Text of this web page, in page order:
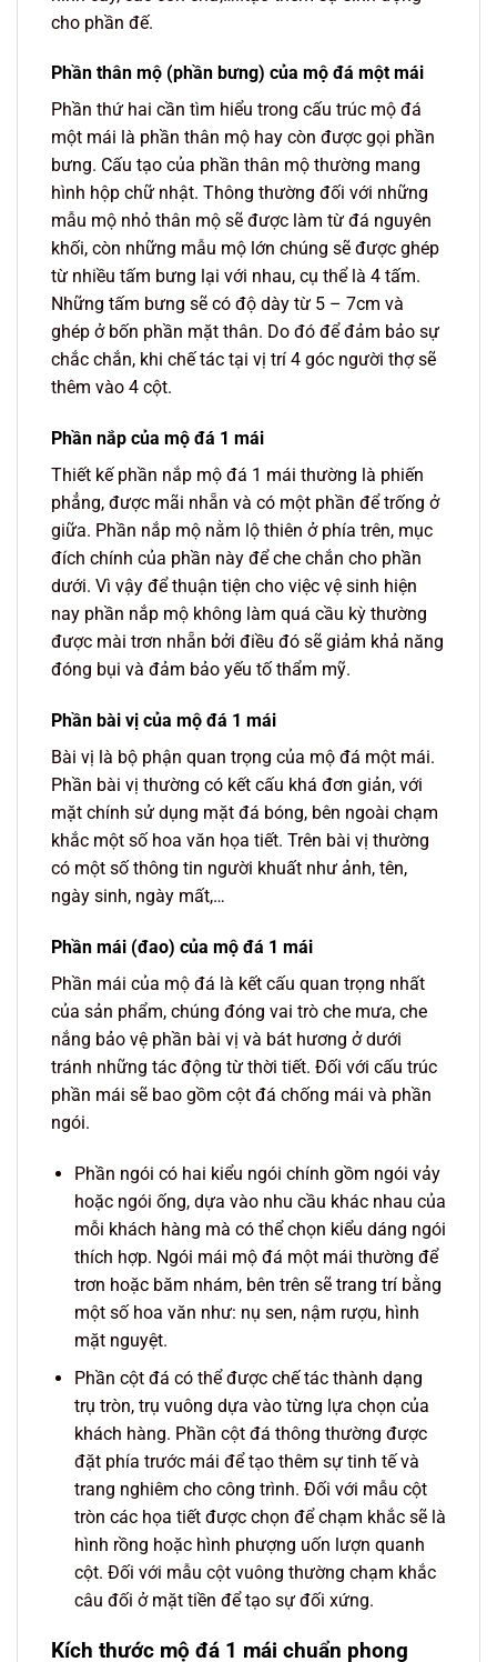
cho phần đế.
Phần thân mộ (phần bưng) của mộ đá một mái
Phần thứ hai cần tìm hiểu trong cấu trúc mộ đá
một mái là phần thân mộ hay còn được gọi phần
bưng. Cấu tạo của phần thân mộ thường mang
hình hộp chữ nhật. Thông thường đối với những
mẫu mộ nhỏ thân mộ sẽ được làm từ đá nguyên
khối, còn những mẫu mộ lớn chúng sẽ được ghép
từ nhiều tấm bưng lại với nhau, cụ thể là 4 tấm.
Những tấm bưng sẽ có độ dày từ 5 – 7cm và
ghép ở bốn phần mặt thân. Do đó để đảm bảo sự
chắc chắn, khi chế tác tại vị trí 4 góc người thợ sẽ
thêm vào 4 cột.
Phần nắp của mộ đá 1 mái
Thiết kế phần nắp mộ đá 1 mái thường là phiến
phẳng, được mãi nhẵn và có một phần để trống ở
giữa. Phần nắp mộ nằm lộ thiên ở phía trên, mục
đích chính của phần này để che chắn cho phần
dưới. Vì vậy để thuận tiện cho việc vệ sinh hiện
nay phần nắp mộ không làm quá cầu kỳ thường
được mài trơn nhẵn bởi điều đó sẽ giảm khả năng
đóng bụi và đảm bảo yếu tố thẩm mỹ.
Phần bài vị của mộ đá 1 mái
Bài vị là bộ phận quan trọng của mộ đá một mái.
Phần bài vị thường có kết cấu khá đơn giản, với
mặt chính sử dụng mặt đá bóng, bên ngoài chạm
khắc một số hoa văn họa tiết. Trên bài vị thường
có một số thông tin người khuất như ảnh, tên,
ngày sinh, ngày mất,…
Phần mái (đao) của mộ đá 1 mái
Phần mái của mộ đá là kết cấu quan trọng nhất
của sản phẩm, chúng đóng vai trò che mưa, che
nắng bảo vệ phần bài vị và bát hương ở dưới
tránh những tác động từ thời tiết. Đối với cấu trúc
phần mái sẽ bao gồm cột đá chống mái và phần
ngói.
Phần ngói có hai kiểu ngói chính gồm ngói vảy
hoặc ngói ống, dựa vào nhu cầu khác nhau của
mỗi khách hàng mà có thể chọn kiểu dáng ngói
thích hợp. Ngói mái mộ đá một mái thường để
trơn hoặc băm nhám, bên trên sẽ trang trí bằng
một số hoa văn như: nụ sen, nậm rượu, hình
mặt nguyệt.
Phần cột đá có thể được chế tác thành dạng
trụ tròn, trụ vuông dựa vào từng lựa chọn của
khách hàng. Phần cột đá thông thường được
đặt phía trước mái để tạo thêm sự tinh tế và
trang nghiêm cho công trình. Đối với mẫu cột
tròn các họa tiết được chọn để chạm khắc sẽ là
hình rồng hoặc hình phượng uốn lượn quanh
cột. Đối với mẫu cột vuông thường chạm khắc
câu đối ở mặt tiền để tạo sự đối xứng.
Kích thước mộ đá 1 mái chuẩn phong